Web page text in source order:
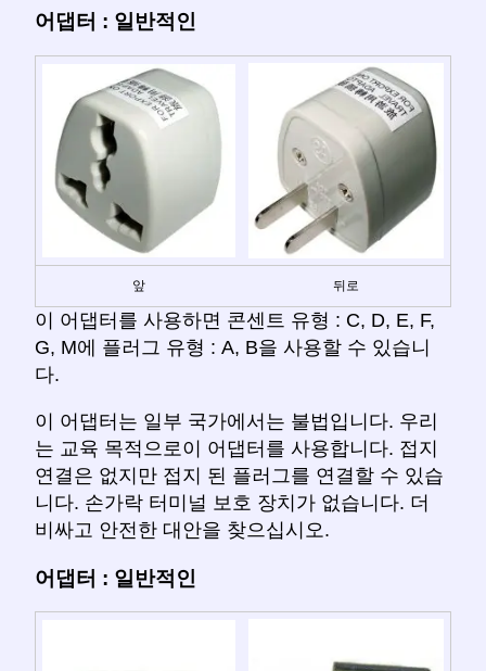
어댑터 : 일반적인
앞 뒤로
이 어댑터를 사용하면 콘센트 유형 : C, D, E, F,
G, M에 플러그 유형 : A, B을 사용할 수 있습니
다.
이 어댑터는 일부 국가에서는 불법입니다. 우리
는 교육 목적으로이 어댑터를 사용합니다. 접지
연결은 없지만 접지 된 플러그를 연결할 수 있습
니다. 손가락 터미널 보호 장치가 없습니다. 더
비싸고 안전한 대안을 찾으십시오.
어댑터 : 일반적인